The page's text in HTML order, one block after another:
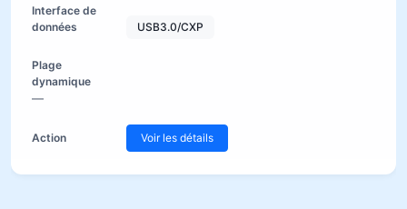
USB3.0/CXP
—
Voir les détails